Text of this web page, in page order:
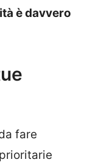
è davvero
fare